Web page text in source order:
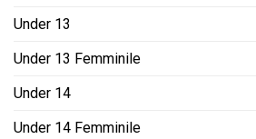
Under 13
Under 13 Femminile
Under 14
Under 14 Femminile